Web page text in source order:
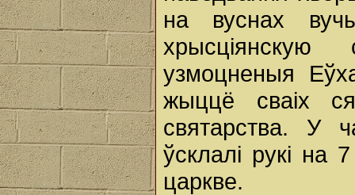
на вуснах
узмоцненыя
жыццё сваіх
святарства. У
ўсклалі рукі на
царкве.